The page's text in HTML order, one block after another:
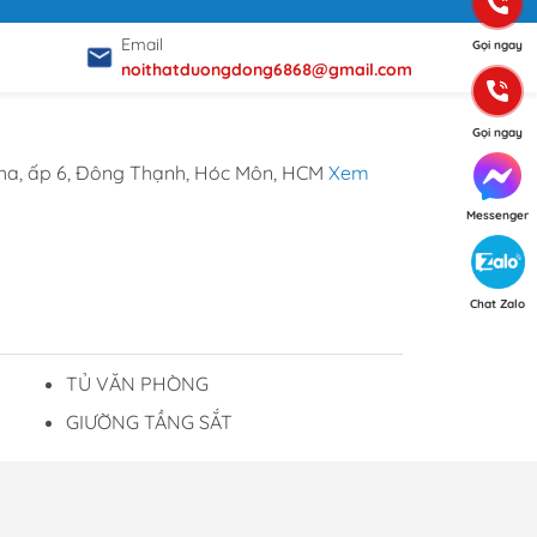
Email
noithatduongdong6868@gmail.com
ấp 6, Đông Thạnh, Hóc Môn, HCM Xem
TỦ VĂN PHÒNG
GIƯỜNG TẦNG SẮT
Gọi ngay
Gọi ngay
Messenger
Chat Zalo